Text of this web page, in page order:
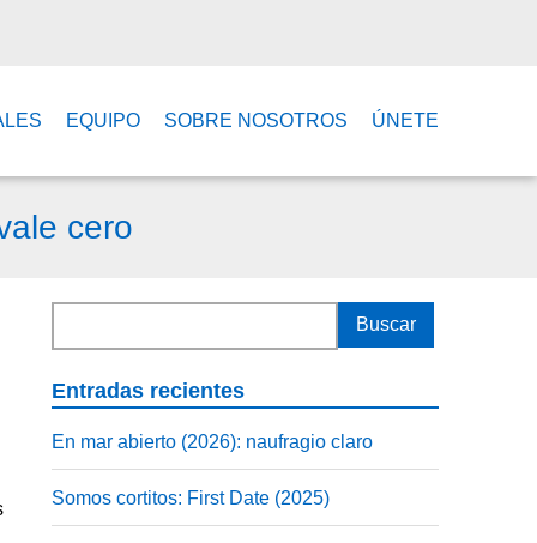
EQUIPO SOBRE NOSOTROS ÚNETE
cero
Entradas recientes
En mar abierto (2026): naufragio claro
Somos cortitos: First Date (2025)